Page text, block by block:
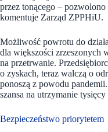
przez tonącego – pozwolono
komentuje Zarząd ZPPHiU.
Możliwość powrotu do
dla większości zrzeszonych
na przetrwanie.
o zyskach, teraz walczą o
ponoszą z powodu
szansa na utrzymanie
Bezpieczeństwo priorytetem